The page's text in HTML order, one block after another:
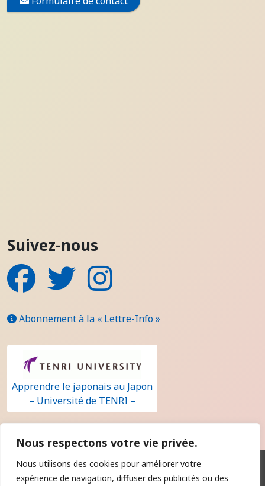
Nous respectons votre vie privée.
Nous utilisons des cookies pour améliorer votre
expérience de navigation, diffuser des publicités ou des
Suivez-nous
FacebookTwitter Instagram
Abonnement à la « Lettre-Info »
Apprendre le japonais au Japon
– Université de TENRI –
Qui sommes-nous ?